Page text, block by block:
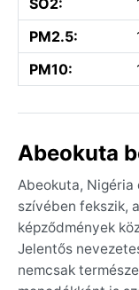
PM2.5:
PM10:
Abeokuta
Abeokuta, Nigéria
szívében fekszik,
képződmények
Jelentős
nemcsak